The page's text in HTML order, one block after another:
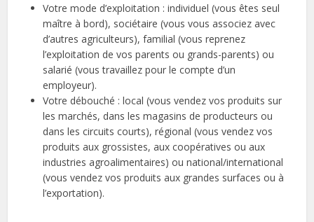
Votre mode d’exploitation : individuel (vous êtes seul
maître à bord), sociétaire (vous vous associez avec
d’autres agriculteurs), familial (vous reprenez
l’exploitation de vos parents ou grands-parents) ou
salarié (vous travaillez pour le compte d’un
employeur).
Votre débouché : local (vous vendez vos produits sur
les marchés, dans les magasins de producteurs ou
dans les circuits courts), régional (vous vendez vos
produits aux grossistes, aux coopératives ou aux
industries agroalimentaires) ou national/international
(vous vendez vos produits aux grandes surfaces ou à
l’exportation).